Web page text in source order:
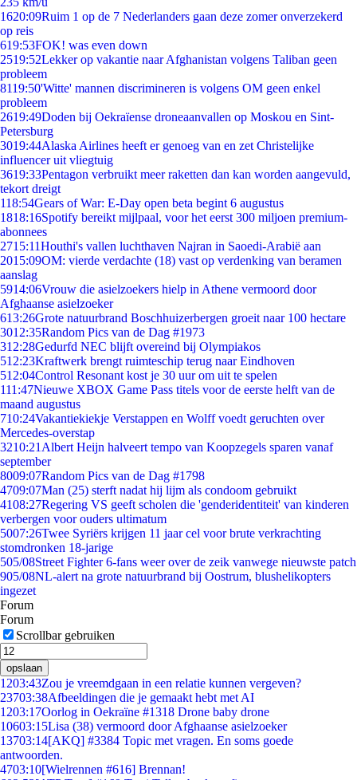
1620:09Ruim 1 op de 7 Nederlanders gaan deze zomer onverzekerd
op reis
619:53FOK! was even down
2519:52Lekker op vakantie naar Afghanistan volgens Taliban geen
probleem
8119:50'Witte' mannen discrimineren is volgens OM geen enkel
probleem
2619:49Doden bij Oekraïense droneaanvallen op Moskou en Sint-
Petersburg
3019:44Alaska Airlines heeft er genoeg van en zet Christelijke
influencer uit vliegtuig
3619:33Pentagon verbruikt meer raketten dan kan worden aangevuld,
tekort dreigt
118:54Gears of War: E-Day open beta begint 6 augustus
1818:16Spotify bereikt mijlpaal, voor het eerst 300 miljoen premium-
abonnees
2715:11Houthi's vallen luchthaven Najran in Saoedi-Arabië aan
2015:09OM: vierde verdachte (18) vast op verdenking van beramen
aanslag
5914:06Vrouw die asielzoekers hielp in Athene vermoord door
Afghaanse asielzoeker
613:26Grote natuurbrand Boschhuizerbergen groeit naar 100 hectare
3012:35Random Pics van de Dag #1973
312:28Gedurfd NEC blijft overeind bij Olympiakos
512:23Kraftwerk brengt ruimteschip terug naar Eindhoven
512:04Control Resonant kost je 30 uur om uit te spelen
111:47Nieuwe XBOX Game Pass titels voor de eerste helft van de
maand augustus
710:24Vakantiekiekje Verstappen en Wolff voedt geruchten over
Mercedes-overstap
3210:21 Albert Heijn halveert tempo van Koopzegels sparen vanaf
september
8009:07Random Pics van de Dag #1798
4709:07Man (25) sterft nadat hij lijm als condoom gebruikt
4108:27Regering VS geeft scholen die 'genderidentiteit' van kinderen
verbergen voor ouders ultimatum
5007:26Twee Syriërs krijgen 11 jaar cel voor brute verkrachting
stomdronken 18-jarige
505/08Street Fighter 6-fans weer over de zeik vanwege nieuwste patch
905/08NL-alert na grote natuurbrand bij Oostrum, blushelikopters
ingezet
Forum
Forum
Scrollbar gebruiken
opslaan
1203:43Zou je vreemdgaan in een relatie kunnen vergeven?
23703:38Afbeeldingen die je gemaakt hebt met AI
1203:17Oorlog in Oekraïne #1318 Drone baby drone
10603:15Lisa (38) vermoord door Afghaanse asielzoeker
13703:14[AKQ] #3384 Topic met vragen. En soms goede
antwoorden.
4703:10[Wielrennen #616] Brennan!